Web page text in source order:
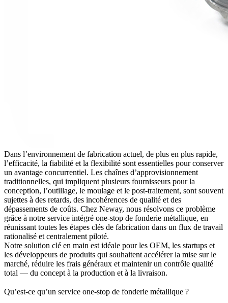
Dans l’environnement de fabrication actuel, de plus en plus rapide,
l’efficacité, la fiabilité et la flexibilité sont essentielles pour conserver
un avantage concurrentiel. Les chaînes d’approvisionnement
traditionnelles, qui impliquent plusieurs fournisseurs pour la
conception, l’outillage, le moulage et le post-traitement, sont souvent
sujettes à des retards, des incohérences de qualité et des
dépassements de coûts. Chez Neway, nous résolvons ce problème
grâce à notre service intégré one-stop de fonderie métallique, en
réunissant toutes les étapes clés de fabrication dans un flux de travail
rationalisé et centralement piloté.
Notre solution clé en main est idéale pour les OEM, les startups et
les développeurs de produits qui souhaitent accélérer la mise sur le
marché, réduire les frais généraux et maintenir un contrôle qualité
total — du concept à la production et à la livraison.
Qu’est-ce qu’un service one-stop de fonderie métallique ?